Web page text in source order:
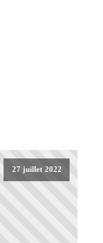
27 juillet 2022